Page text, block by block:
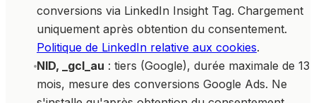
conversions via LinkedIn Insight Tag. Chargement
uniquement après obtention du consentement.
Politique de LinkedIn relative aux cookies.
NID, _gcl_au : tiers (Google), durée maximale de 13
mois, mesure des conversions Google Ads. Ne